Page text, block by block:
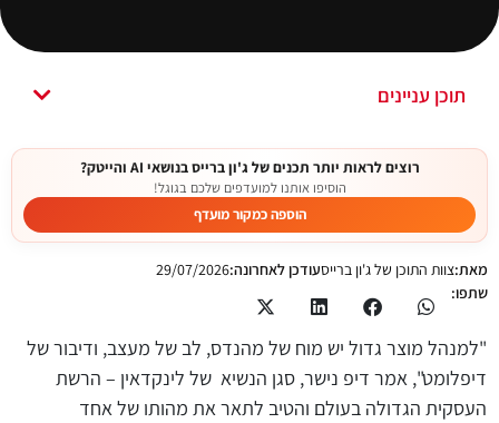
תוכן עניינים
רוצים לראות יותר תכנים של ג'ון ברייס בנושאי AI והייטק?
הוסיפו אותנו למועדפים שלכם בגוגל!
הוספה כמקור מועדף
מאת:צוות התוכן של ג'ון ברייסעודכן לאחרונה:29/07/2026
שתפו:
"למנהל מוצר גדול יש מוח של מהנדס, לב של מעצב, ודיבור של
דיפלומט", אמר דיפ נישר, סגן הנשיא של לינקדאין – הרשת
העסקית הגדולה בעולם והטיב לתאר את מהותו של אחד